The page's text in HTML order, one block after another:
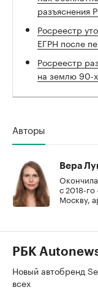
разъяснения
Росреестр
ЕГРН после
Росреестр
на землю 90-
Авторы
Вера
с 2018-
Москву,
РБК
Новый автобренд
всех